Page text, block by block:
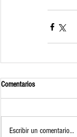
Comentarios
Escribir un comentario...